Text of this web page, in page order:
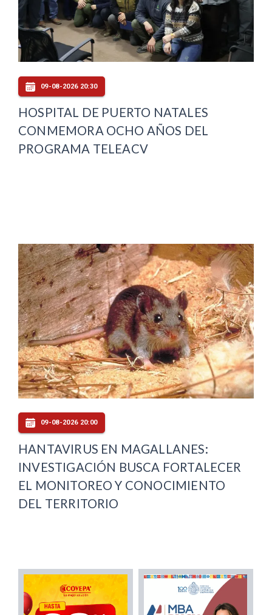
09-08-2026 20:30
HOSPITAL DE PUERTO NATALES
CONMEMORA OCHO AÑOS DEL
PROGRAMA TELEACV
09-08-2026 20:00
HANTAVIRUS EN MAGALLANES:
INVESTIGACIÓN BUSCA FORTALECER
EL MONITOREO Y CONOCIMIENTO
DEL TERRITORIO